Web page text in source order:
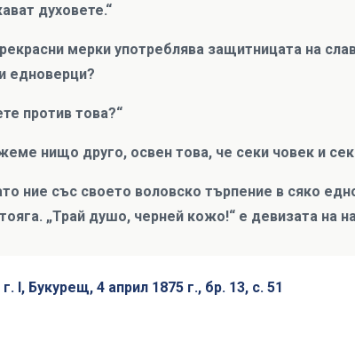
духовете.“
мерки употреблява защитницата на
едноверци?
против това?“
нищо друго, освен това, че секи човек и
ние със своето воловско търпение в сяко
„Трай душо, черней кожо!“ е девизата на
I, Букурещ, 4 април 1875 г., бр. 13, с. 51